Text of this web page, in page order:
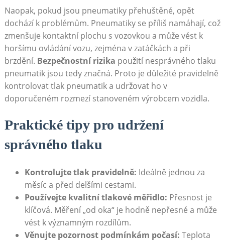
Naopak, pokud jsou pneumatiky přehuštěné, opět
dochází k problémům. Pneumatiky se příliš namáhají, což
zmenšuje ​kontaktní plochu s vozovkou a může vést k
horšímu‌ ovládání vozu, zejména v ‍zatáčkách ​a při
brzdění. Bezpečnostní rizika použití nesprávného tlaku
pneumatik jsou tedy značná. Proto je důležité pravidelně
kontrolovat tlak pneumatik a udržovat ho v
doporučeném rozmezí stanoveném výrobcem vozidla.
Praktické‍ tipy pro udržení
správného tlaku
Kontrolujte tlak pravidelně: Ideálně jednou za
měsíc⁤ a před delšími cestami.
Používejte kvalitní tlakové měřidlo: Přesnost je
klíčová. Měření „od oka“ je hodně nepřesné a může
vést⁣ k významným rozdílům.
Věnujte pozornost podmínkám počasí: Teplota